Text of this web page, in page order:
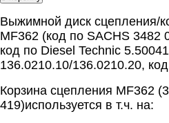
Выжимной диск сцепления/
MF362 (код по SACHS 3482
код по Diesel Technic
136.0210.10/136.0210.20,
Корзина сцепления MF362
419)используется в т.ч. на: